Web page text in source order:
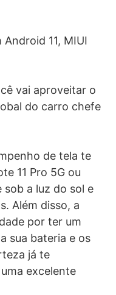
11, MIUI
vai aproveitar o
do carro chefe
de tela te
11 Pro 5G ou
sob a luz do sol e
Além disso, a
por ter um
sua bateria e os
já te
excelente